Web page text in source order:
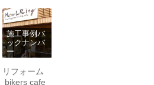
施工事例バ
ックナンバ
ー
リフォーム
bikers cafe